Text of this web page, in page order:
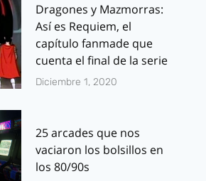
Dragones y Mazmorras:
Así es Requiem, el
capítulo fanmade que
cuenta el final de la serie
Diciembre 1, 2020
25 arcades que nos
vaciaron los bolsillos en
los 80/90s